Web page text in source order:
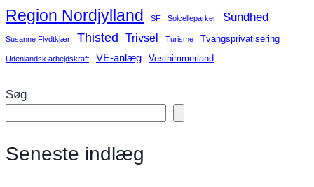
Region Nordjylland SF Solcelleparker Sundhed
Susanne Flydtkjær Thisted Trivsel Turisme Tvangsprivatisering
Udenlandsk arbejdskraft VE-anlæg Vesthimmerland
Søg
Seneste indlæg